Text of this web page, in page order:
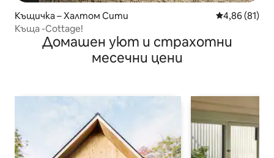
Къщичка – Халтом Сити Средна
4,86 (81)
Къща -Cottage!
Домашен уют и страхотни
месечни цени